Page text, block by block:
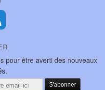
pour être averti des nouveaux